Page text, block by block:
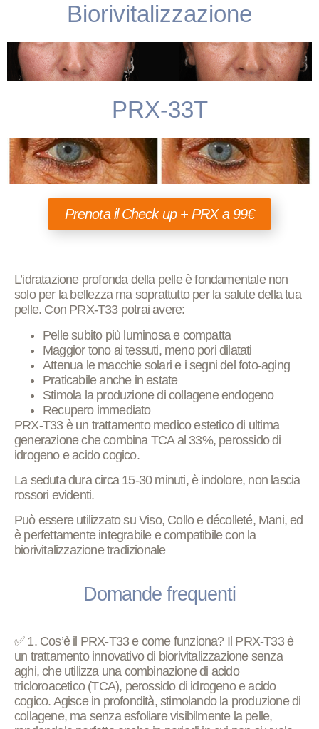
Biorivitalizzazione
PRX-33T
Prenota il Check up + PRX a 99€
L’idratazione profonda della pelle è fondamentale non
solo per la bellezza ma soprattutto per la salute della tua
pelle. Con PRX-T33 potrai avere:
Pelle subito più luminosae compatta
Maggior tonoai tessuti, meno pori dilatati
Attenua le macchie solari e isegni del foto-aging
Praticabileanche in estate
Stimola la produzione di collageneendogeno
Recupero immediato
PRX-T33 è un trattamento medico estetico di ultima
generazione che combina TCA al 33%, perossido di
idrogenoeacido cogico.
La seduta dura circa 15-30 minuti, è indolore, non lascia
rossori evidenti.
Può essere utilizzato su Viso, Collo e décolleté, Mani, ed
è perfettamente integrabile e compatibile con la
biorivitalizzazione tradizionale
Domande frequenti
✅ 1. Cos’è il PRX-T33 e come funziona? Il PRX-T33 è
un trattamento innovativo di biorivitalizzazione senza
aghi, che utilizza una combinazione di acido
tricloroacetico (TCA), perossido di idrogeno e acido
cogico. Agisce in profondità, stimolando la produzione di
collagene, ma senza esfoliare visibilmente la pelle,